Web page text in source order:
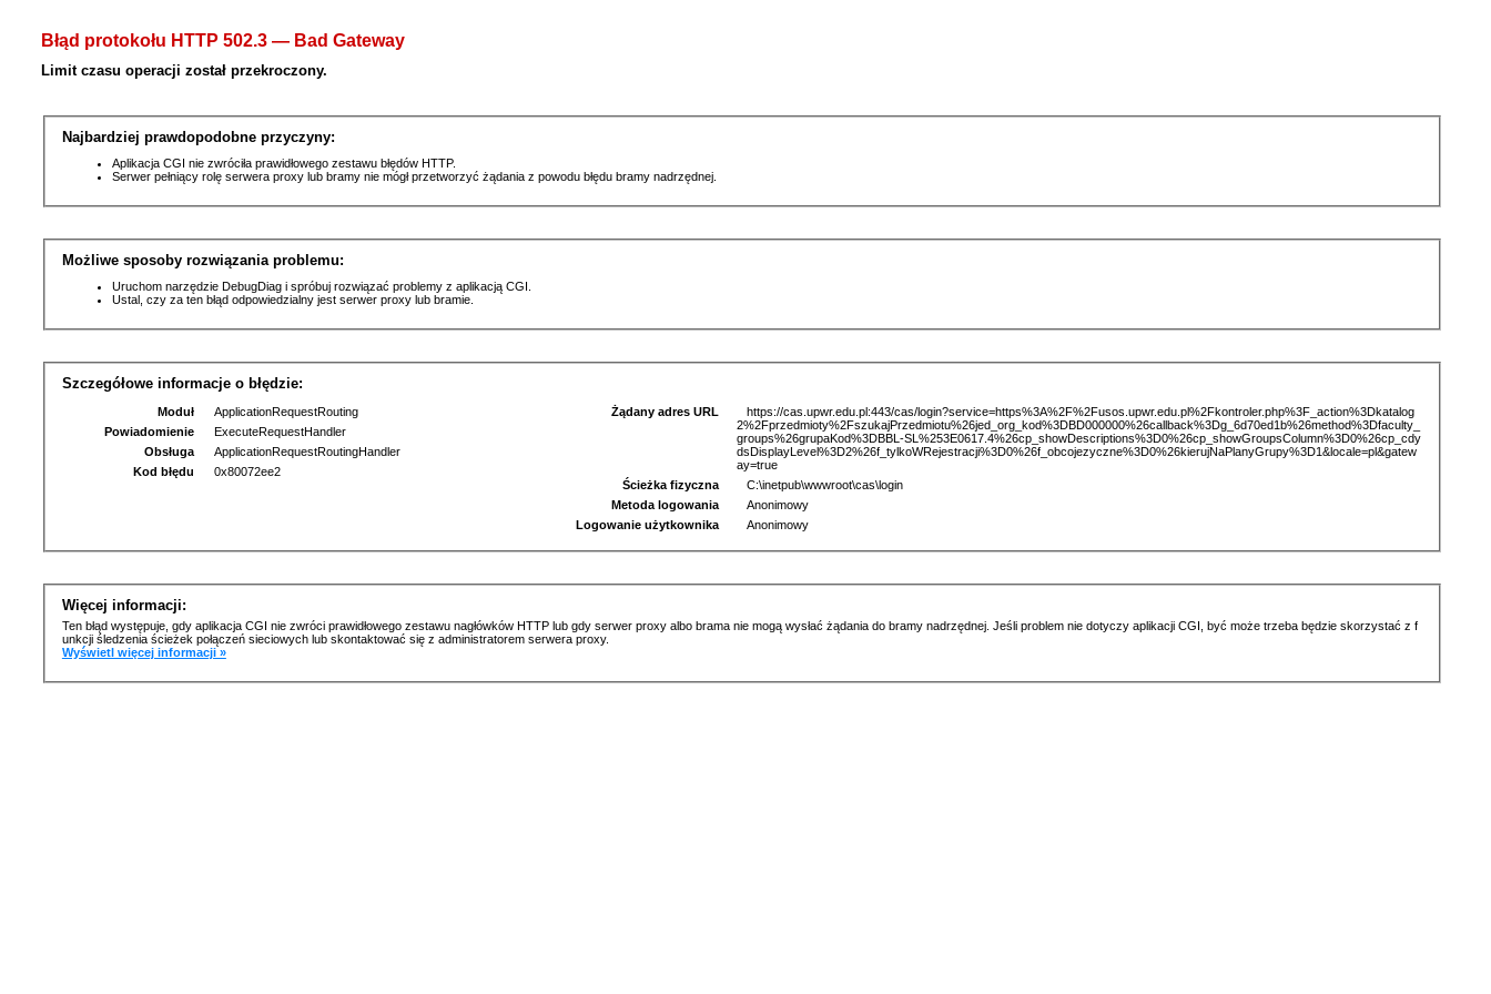
Błąd protokołu HTTP 502.3 — Bad Gateway
Limit czasu operacji został przekroczony.
Najbardziej prawdopodobne przyczyny:
Aplikacja CGI nie zwróciła prawidłowego zestawu błędów HTTP.
Serwer pełniący rolę serwera proxy lub bramy nie mógł przetworzyć żądania z powodu błędu bramy nadrzędnej.
Możliwe sposoby rozwiązania problemu:
Uruchom narzędzie DebugDiag i spróbuj rozwiązać problemy z aplikacją CGI.
Ustal, czy za ten błąd odpowiedzialny jest serwer proxy lub bramie.
Szczegółowe informacje o błędzie:
Moduł
ApplicationRequestRouting
Powiadomienie
ExecuteRequestHandler
Obsługa
ApplicationRequestRoutingHandler
Kod błędu
0x80072ee2
Żądany adres URL
https://cas.upwr.edu.pl:443/cas/login?service=https%3A%2F%2Fusos.upwr.edu.pl%2Fkontroler.php%3F_action%3Dkatalog
2%2Fprzedmioty%2FszukajPrzedmiotu%26jed_org_kod%3DBD000000%26callback%3Dg_6d70ed1b%26method%3Dfaculty_
groups%26grupaKod%3DBBL-SL%253E0617.4%26cp_showDescriptions%3D0%26cp_showGroupsColumn%3D0%26cp_cdy
dsDisplayLevel%3D2%26f_tylkoWRejestracji%3D0%26f_obcojezyczne%3D0%26kierujNaPlanyGrupy%3D1&locale=pl&gatew
ay=true
Ścieżka fizyczna
C:\inetpub\wwwroot\cas\login
Metoda logowania
Anonimowy
Logowanie użytkownika
Anonimowy
Więcej informacji:
Ten błąd występuje, gdy aplikacja CGI nie zwróci prawidłowego zestawu nagłówków HTTP lub gdy serwer proxy albo brama nie mogą wysłać żądania do bramy nadrzędnej. Jeśli problem nie dotyczy aplikacji CGI, być może trzeba będzie skorzystać z f
unkcji śledzenia ścieżek połączeń sieciowych lub skontaktować się z administratorem serwera proxy.
Wyświetl więcej informacji »